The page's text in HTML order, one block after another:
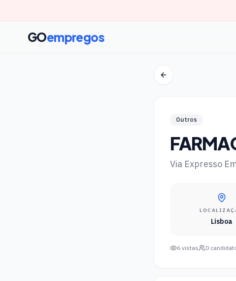
GOempregos
Outros
Via Expresso
Lisboa
6 vistas 0